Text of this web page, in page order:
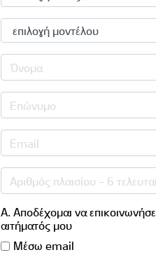
A. Αποδέχομαι να
αιτήματός μου
Μέσω email